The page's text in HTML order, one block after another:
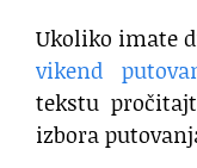
Ukoliko imate
vikend
tekstu
izbora